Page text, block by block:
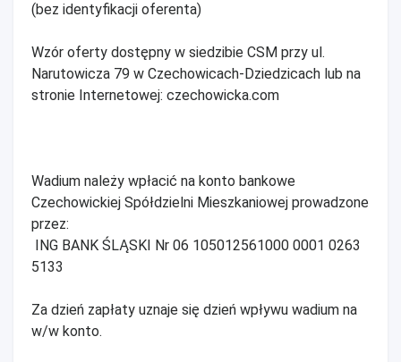
(bez identyfikacji oferenta)
Wzór oferty dostępny w siedzibie CSM przy ul.
Narutowicza 79 w Czechowicach-Dziedzicach lub na
stronie Internetowej: czechowicka.com
Wadium należy wpłacić na konto bankowe
Czechowickiej Spółdzielni Mieszkaniowej prowadzone
przez:
ING BANK ŚLĄSKI Nr 06 105012561000 0001 0263
5133
Za dzień zapłaty uznaje się dzień wpływu wadium na
w/w konto.